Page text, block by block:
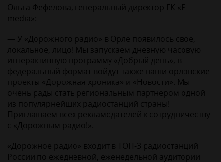
Ольга Фефелова, генеральный директор ГК «F-
media»:
— У «Дорожного радио» в Орле появилось свое,
локальное, лицо! Мы запускаем дневную часовую
интерактивную программу «Добрый день», в
федеральный формат войдут также наши орловские
проекты «Дорожная хроника» и «Новости». Мы
очень рады стать региональным партнером одной
из популярнейших радиостанций страны!
Приглашаем всех рекламодателей к сотрудничеству
с «Дорожным радио!».
«Дорожное радио» входит в ТОП-3 радиостанций
России по ежедневной, еженедельной аудитории